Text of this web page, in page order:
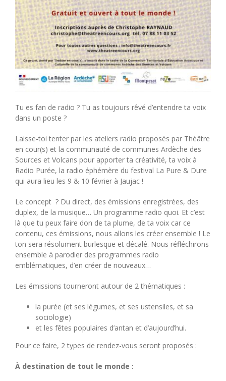
Tu es fan de radio ? Tu as toujours rêvé d’entendre ta voix
dans un poste ?
Laisse-toi tenter par les ateliers radio proposés par Théâtre
en cour(s) et la communauté de communes Ardèche des
Sources et Volcans pour apporter ta créativité, ta voix à
Radio Purée, la radio éphémère du festival La Pure & Dure
qui aura lieu les 9 & 10 février à Jaujac !
Le concept ​ ? Du direct, des émissions enregistrées, des
duplex, de la musique… Un programme radio quoi. Et c’est
là que tu peux faire don de ta plume, de ta voix car ce
contenu, ces émissions, nous allons les créer ensemble ! Le
ton sera résolument burlesque et décalé. Nous réfléchirons
ensemble à parodier des programmes radio
emblématiques, d’en créer de nouveaux…
Les émissions tourneront autour de 2 thématiques :
la purée (et ses légumes, et ses ustensiles, et sa
sociologie)
et les fêtes populaires d’antan et d’aujourd’hui.
Pour ce faire, 2 types de rendez-vous seront proposés :
À destination de tout le monde :